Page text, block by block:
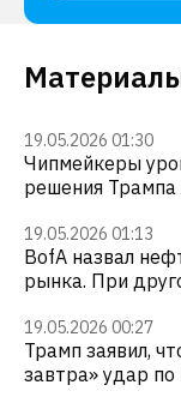
19.05.2026 01:30
Чипмейкеры
решения
19.05.2026 01:13
BofA назвал
рынка. При
19.05.2026 00:27
Трамп заявил,
завтра» удар